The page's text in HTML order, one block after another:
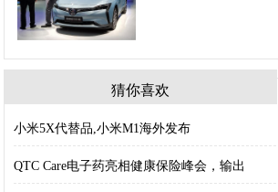
猜你喜欢
小米5X代替品,小米M1海外发布
QTC Care电子药亮相健康保险峰会，输出